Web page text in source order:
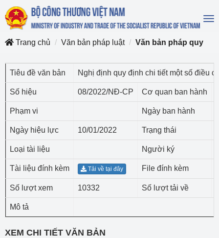
Trang chủ
Văn bản pháp luật Văn bản pháp quy
Tiêu đề văn bản Nghị định quy định chi tiết một số điều
Số hiệu 08/2022/NĐ-CP Cơ quan ban hành
Phạm vi Ngày ban hành
Ngày hiệu lực 10/01/2022 Trạng thái
Loại tài liệu Người ký
Tài liệu đính kèm Tải về tại đây File đính kèm
Số lượt xem 10332 Số lượt tải về
Mô tả
XEM CHI TIẾT VĂN BẢN